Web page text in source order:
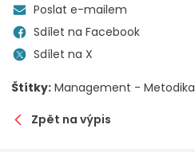
Poslat e-mailem
Sdílet na Facebook
Sdílet na X
Štítky: Management - Metodika
Zpět na výpis